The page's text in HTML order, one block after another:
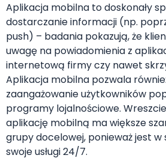
Aplikacja mobilna to doskonały
dostarczanie informacji (np.
push) – badania pokazują, że
uwagę na powiadomienia z
internetową firmy czy nawet
Aplikacja mobilna pozwala
zaangażowanie użytkowników
programy lojalnościowe.
aplikację mobilną ma większe
grupy docelowej, ponieważ jest w
swoje usługi 24/7.